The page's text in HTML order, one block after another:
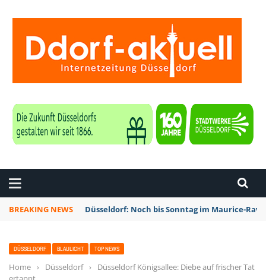
BREAKING NEWS Düsseldorf: Noch bis Sonntag im Maurice-
DÜSSELDORF BLAULICHT TOP NEWS
Home › Düsseldorf ›
Düsseldorf Königsallee: Diebe auf frischer Tat